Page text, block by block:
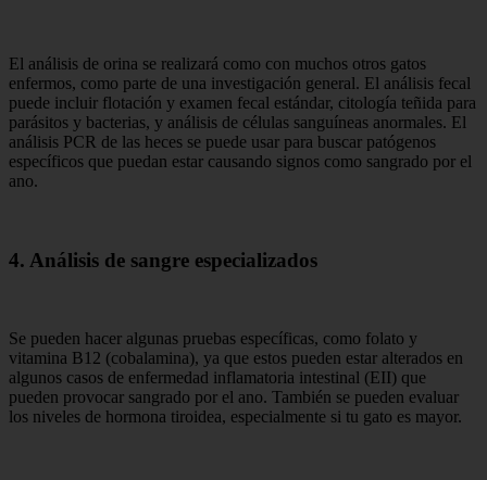
El análisis de orina se realizará como con muchos otros gatos
enfermos, como parte de una investigación general. El análisis fecal
puede incluir flotación y examen fecal estándar, citología teñida para
parásitos y bacterias, y análisis de células sanguíneas anormales. El
análisis PCR de las heces se puede usar para buscar patógenos
específicos que puedan estar causando signos como sangrado por el
ano.
4. Análisis de sangre especializados
Se pueden hacer algunas pruebas específicas, como folato y
vitamina B12 (cobalamina), ya que estos pueden estar alterados en
algunos casos de enfermedad inflamatoria intestinal (EII) que
pueden provocar sangrado por el ano. También se pueden evaluar
los niveles de hormona tiroidea, especialmente si tu gato es mayor.